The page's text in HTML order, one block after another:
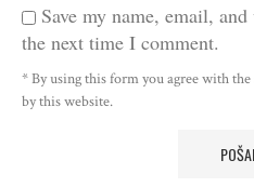
Save my name, email,
the next time I comment.
* By using this form you agree with
by this website.